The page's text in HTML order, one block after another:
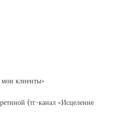
клиенты»
(тг-канал «Исцеление